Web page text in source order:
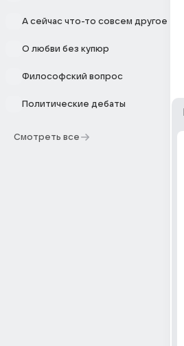
А сейчас что-то совсем другое
О любви без купюр
Философский вопрос
Политические дебаты
Смотреть все